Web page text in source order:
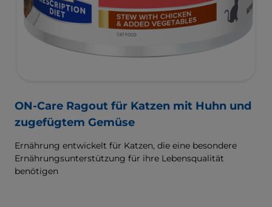
ON-Care Ragout für Katzen mit Huhn und
zugefügtem Gemüse
Ernährung entwickelt für Katzen, die eine besondere
Ernährungsunterstützung für ihre Lebensqualität
benötigen